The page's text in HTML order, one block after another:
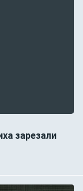
зарезали